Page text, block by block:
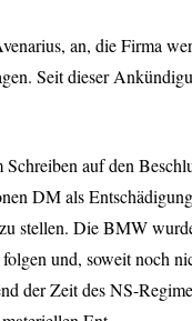
an, die Firma
Seit dieser
auf den
DM als
stellen. DieBMW
und, soweit noch
der Zeit des NS-